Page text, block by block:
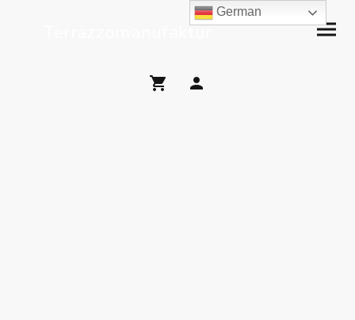
Terrazzomanufaktur
German